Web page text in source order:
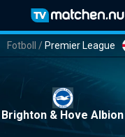
Fotboll / Premier League
Brighton & Hove Albion